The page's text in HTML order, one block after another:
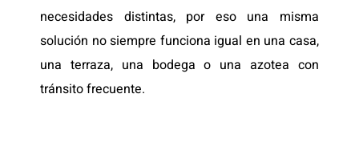
necesidades distintas, por eso una misma
solución no siempre funciona igual en una casa,
una terraza, una bodega o una azotea con
tránsito frecuente.